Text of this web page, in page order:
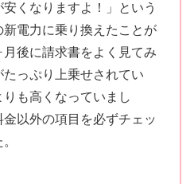
くなりますよ！」という
電力に乗り換えたことが
後に請求書をよく見てみ
っぷり上乗せされてい
も高くなっていまし
以外の項目を必ずチェッ